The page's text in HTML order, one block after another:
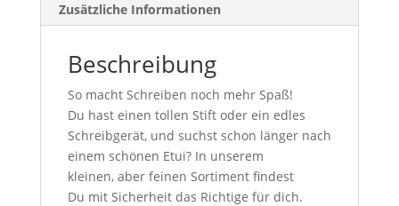
Zusätzliche Informationen
Beschreibung
So macht Schreiben noch mehr Spaß!
Du hast einen tollen Stift oder ein edles
Schreibgerät, und suchst schon länger nach
einem schönen Etui? In unserem
kleinen,aber feinen Sortiment findest
Du mit Sicherheit das Richtige für dich.